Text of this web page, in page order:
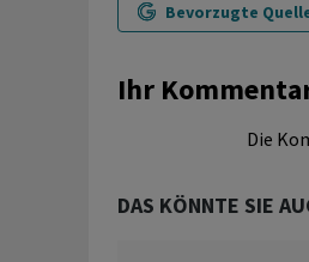
Bevorzugte
Ihr
Die
DAS KÖNNTE SIE